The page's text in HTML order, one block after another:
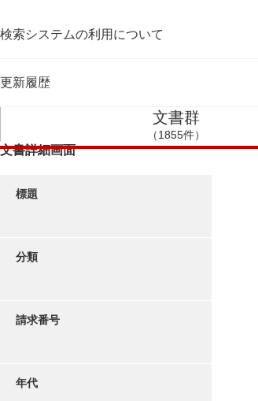
検索システムの利用について
更新履歴
文書群
（1855件）
文書詳細画面
標題
分類
請求番号
年代